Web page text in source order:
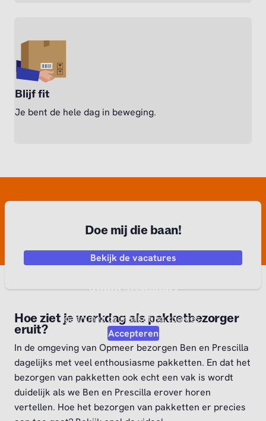
Blijf fit
Je bent de hele dag in beweging.
Doe mij die baan!
Bekijk de vacatures
Video afspelen?
gaan met de marketing cookies.
Accepteren
Hoe ziet je werkdag als pakketbezorger
eruit?
In de omgeving van Opmeer bezorgen Ben en Prescilla
dagelijks met veel enthousiasme pakketten. En dat het
bezorgen van pakketten ook echt een vak is wordt
duidelijk als we Ben en Prescilla erover horen
vertellen. Hoe het bezorgen van pakketten er precies